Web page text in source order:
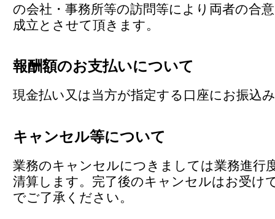
の会社・事務所等の訪問等により両者の合
成立とさせて頂きます。
報酬額のお支払いについて
現金払い又は当方が指定する口座にお振込
キャンセル等について
業務のキャンセルにつきましては業務進行
清算します。完了後のキャンセルはお受け
でご了承ください。